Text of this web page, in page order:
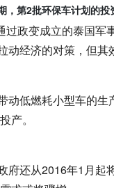
，第2批环保车计划的
政变成立的泰国军
动经济的对策，但其
低燃耗小型车的生
产。
还从2016年1月起